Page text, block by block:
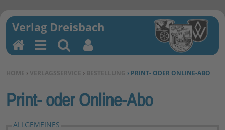
SIE BEFINDEN SICH HIER:
HOME › VERLAGSSERVICE › BESTELLUNG › PRINT- ODER ONLINE-ABO
Print- oder Online-Abo
ALLGEMEINES
H
o
e
M
en
Su
ch
Be
nu
erf
un